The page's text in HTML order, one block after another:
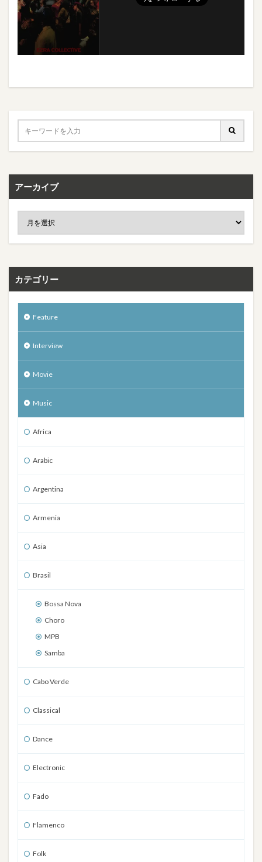
アーカイブ
カテゴリー
Feature
Interview
Movie
Music
Africa
Arabic
Argentina
Armenia
Asia
Brasil
Bossa Nova
Choro
MPB
Samba
Cabo Verde
Classical
Dance
Electronic
Fado
Flamenco
Folk